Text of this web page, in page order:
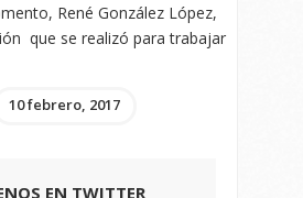
René González López,
que se realizó para trabajar
10 febrero, 2017
EN TWITTER